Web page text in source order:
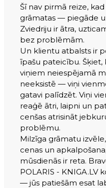
Šī nav pirmā reize,
grāmatas — piegāde
Zviedriju ir ātra,
bez problēmām.
Un klientu atbalsts ir
īpašu pateicību. Šķiet,
viņiem neiespējamā
neeksistē — viņi
gatavi palīdzēt. Viņi
reaģē ātri, laipni un
cenšas atrisināt
problēmu.
Milzīga grāmatu
cenas un
mūsdienās ir reta.
POLARIS - KNIGA.LV
— jūs patiešām esat